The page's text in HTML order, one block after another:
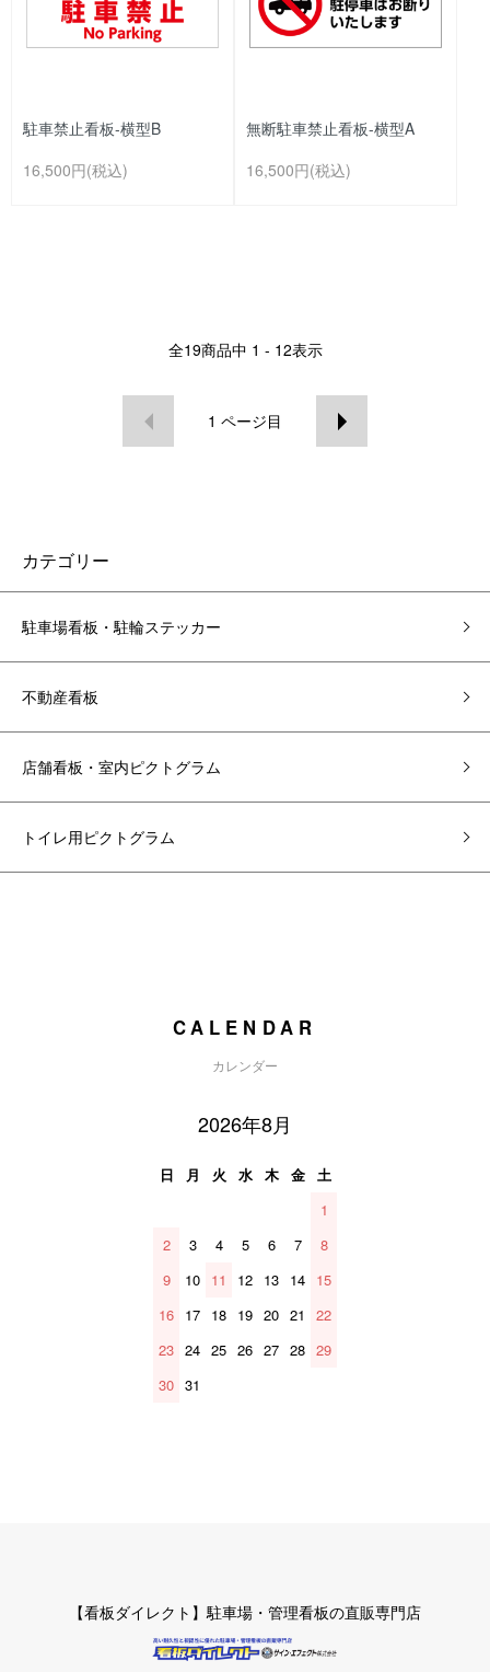
駐車禁止看板-横型B
16,500円(税込)
無断駐車禁止看板-横型A
16,500円(税込)
全19商品中 1 - 12表示
1 ページ目
カテゴリー
駐車場看板・駐輪ステッカー
不動産看板
店舗看板・室内ピクトグラム
トイレ用ピクトグラム
CALENDAR
カレンダー
2026年8月
日 月 火 水 木 金
土
1
2
3 4 5 6 7
8
9
10 11 12 13 14 15
16 17 18 19 20 21
22
23 24 25 26 27 28 29
30 31
【看板ダイレクト】駐車場・管理看板の直販専門店